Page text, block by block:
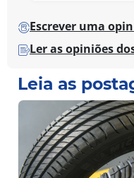
Escrever uma
Ler as opiniões
Leia as